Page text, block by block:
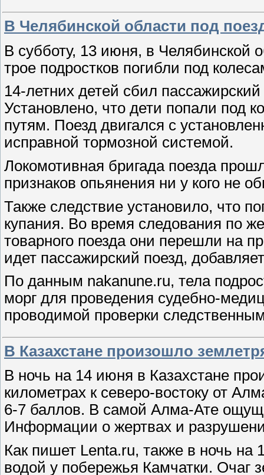
В Челябинской области под
В субботу, 13 июня, в Челябинской
трое подростков погибли под
14-летних детей сбил
Установлено, что дети попали под
путям. Поезд двигался с
исправной тормозной системой.
Локомотивная бригада поезда
признаков опьянения ни у кого не
Также следствие установило, что
купания. Во время следования по
товарного поезда они перешли на
идет пассажирский поезд,
По данным nakanune.ru, тела
морг для проведения судебно-
проводимой проверки
В Казахстане произошло
В ночь на 14 июня в Казахстане
километрах к северо-востоку от
6-7 баллов. В самой Алма-Ате
Информации о жертвах и
Как пишет Lenta.ru, также в ночь
водой у побережья Камчатки. Очаг